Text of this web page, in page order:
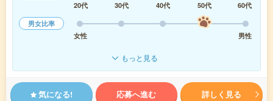
20代
30代 40代 50代
60代
男女比率
女性
男性
もっと見る
気になる! 応募へ進む 詳しく見る